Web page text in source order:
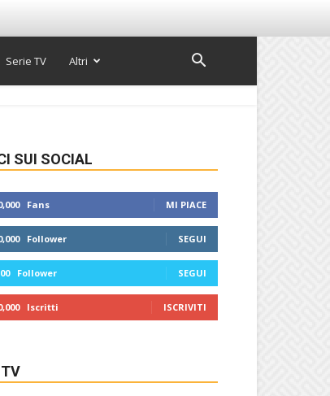
Serie TV Altri
SUI SOCIAL
Fans MI PIACE
Follower SEGUI
Follower SEGUI
Iscritti ISCRIVITI